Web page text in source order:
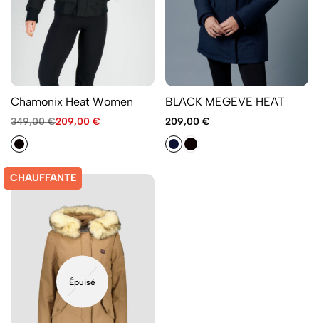
Chamonix Heat Women
349,00€209,00 €
BLACK MEGEVE HEAT
209,00 €
Épuisé
CHAUFFANTE